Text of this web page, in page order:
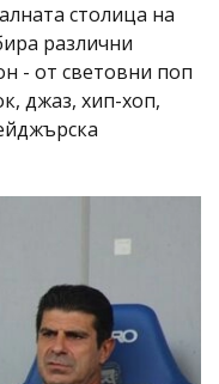
столица на
различни
- от световни поп
джаз, хип-хоп,